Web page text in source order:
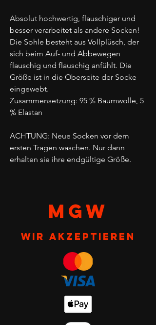
Absolut hochwertig, flauschiger und
besser verarbeitet als andere Socken!
Die Sohle besteht aus Vollplüsch, der
sich beim Auf- und Abbewegen
flauschig und flauschig anfühlt. Die
Größe ist in die Oberseite der Socke
eingewebt.
Zusammensetzung: 95 % Baumwolle, 5
% Elastan
ACHTUNG: Neue Socken vor dem
ersten Tragen waschen. Nur dann
erhalten sie ihre endgültige Größe.
MGW
Wir akzeptieren